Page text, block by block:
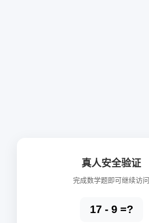
真人安全验证
完成数学题即可继续访问
17 - 9 =?